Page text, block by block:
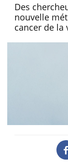
Des
nouvelle
cancer de la